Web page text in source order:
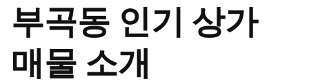
부곡동 인기 상가
매물 소개